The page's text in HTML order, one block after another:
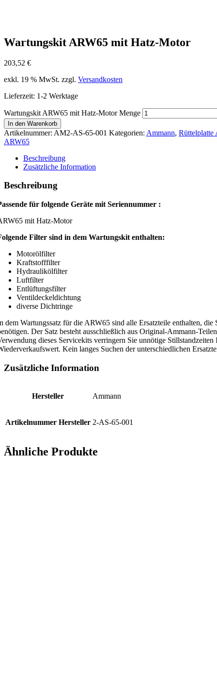
Wartungskit ARW65 mit Hatz-Motor
203,52 €
exkl. 19 % MwSt. zzgl. Versandkosten
Lieferzeit: 1-2 Werktage
Wartungskit ARW65 mit Hatz-Motor Menge
In den Warenkorb
Artikelnummer: AM2-AS-65-001 Kategorien: Ammann, Rüttelplatte
ARW65
Beschreibung
Zusätzliche Information
Beschreibung
für folgende Geräte mit Seriennummer :
mit Hatz-Motor
Filter sind in dem Wartungskit enthalten:
Motorölfilter
Kraftstofffilter
Hydraulikölfilter
Luftfilter
Entlüftungsfilter
Ventildeckeldichtung
diverse Dichtringe
dem Wartungssatz für die ARW65 sind alle Ersatzteile enthalten, die
Der Satz besteht ausschließlich aus Original-Ammann-
dieses Servicekits verringern Sie unnötige
Kein langes Suchen der unterschiedlichen
Zusätzliche Information
Hersteller Ammann
Artikelnummer Hersteller 2-AS-65-001
Ähnliche Produkte